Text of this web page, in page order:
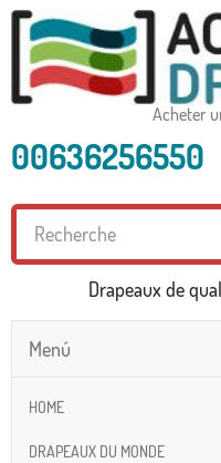
Acheter
00636256550
Drapeaux de
Menú
HOME
DRAPEAUX DU MONDE